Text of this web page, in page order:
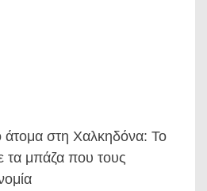
στη Χαλκηδόνα: Το
τα μπάζα που τους